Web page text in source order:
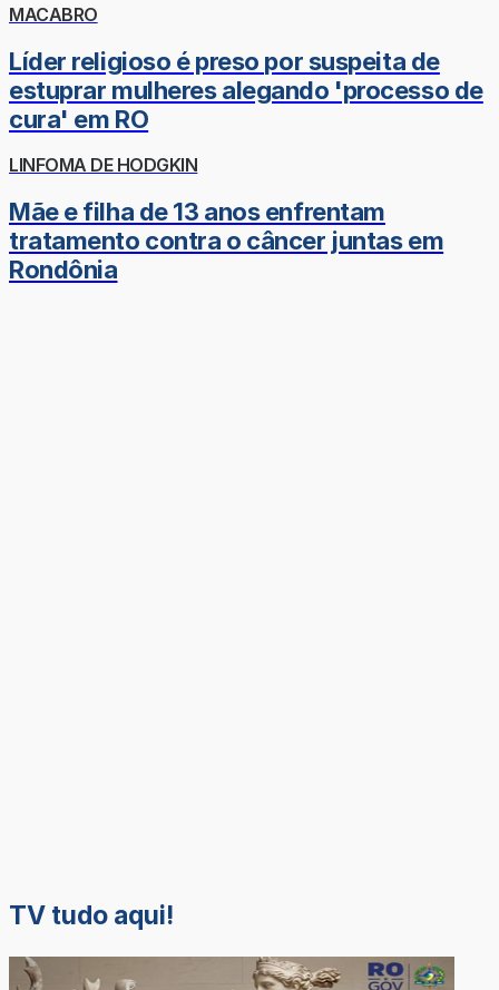
MACABRO
Líder religioso é preso por suspeita de
estuprar mulheres alegando 'processo de
cura' em RO
LINFOMA DE HODGKIN
Mãe e filha de 13 anos enfrentam
tratamento contra o câncer juntas em
Rondônia
TV tudo aqui!